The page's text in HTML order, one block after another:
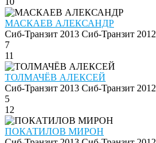
МАСКАЕВ АЛЕКСАНДР
Сиб-Транзит 2013 Сиб-Транзит 2012
7
11
ТОЛМАЧЁВ АЛЕКСЕЙ
Сиб-Транзит 2013 Сиб-Транзит 2012
5
12
ПОКАТИЛОВ МИРОН